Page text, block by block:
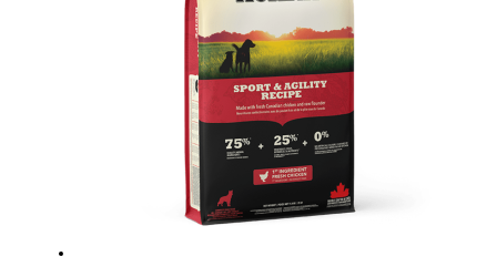
variantes.
Las
opciones
se
pueden
elegir
en
la